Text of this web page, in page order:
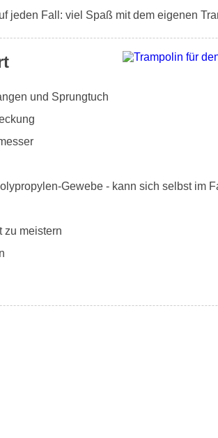
jeden Fall: viel Spaß mit dem eigenen
und Sprungtuch
Gewebe - kann sich selbst im
zu meistern